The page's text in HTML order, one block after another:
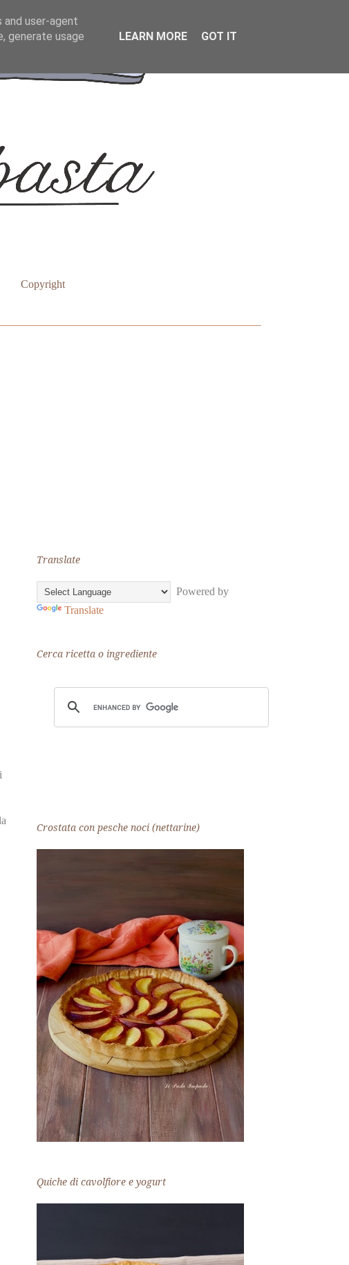
Copyright
Translate
Powered by
Translate
Cerca ricetta o ingrediente
Crostata con pesche noci (nettarine)
Quiche di cavolfiore e yogurt
user-agent
generate usage
LEARN MORE GOT IT